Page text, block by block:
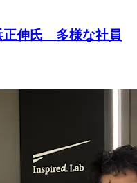
正伸氏 多様な社員